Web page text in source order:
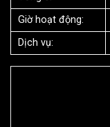
Giờ hoạt động:
Dịch vụ: